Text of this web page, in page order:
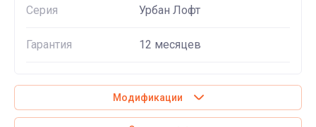
Серия Урбан Лофт
Гарантия 12 месяцев
Модификации